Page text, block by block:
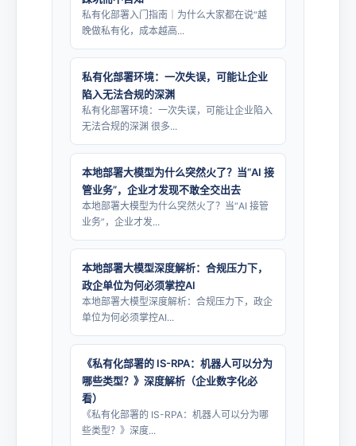
私有化部署入门指南｜为什么大家都在说“越
晚做私有化，成本越高...
私有化部署环境：一次失误，可能让企业
陷入无法合规的深渊
私有化部署环境：一次失误，可能让企业陷入
无法合规的深渊 很多...
本地部署大模型为什么突然火了？当“AI 接
管业务”，企业才发现不敢全交出去
本地部署大模型为什么突然火了？当“AI 接管
业务”，企业才发...
本地部署大模型深度解析：合规压力下，
政企单位为何必须掌控AI
本地部署大模型深度解析：合规压力下，政企
单位为何必须掌控AI...
《私有化部署的 IS-RPA：机器人可以分为
哪些类型？》深度解析（企业数字化必
看）
《私有化部署的 IS-RPA：机器人可以分为哪
些类型？》深度...